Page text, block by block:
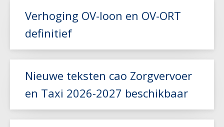
Verhoging OV-loon en OV-ORT
definitief
Nieuwe teksten cao Zorgvervoer
en Taxi 2026-2027 beschikbaar